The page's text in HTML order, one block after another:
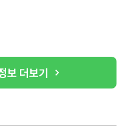
보 더보기